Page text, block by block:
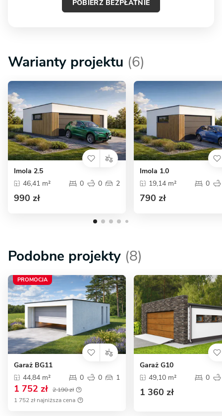
POBIERZ BEZPŁATNIE
Warianty projektu (6)
Imola 2.5
46,41 m²
0 0 2
990 zł
Imola 1.0
19,14 m²
0
790 zł
Podobne projekty (8)
PROMOCJA
Garaż BG11
44,84 m²
0 0 1
1 752 zł 2 190 zł
1 752 zł najniższa cena
Garaż G10
49,10 m²
0
1 360 zł